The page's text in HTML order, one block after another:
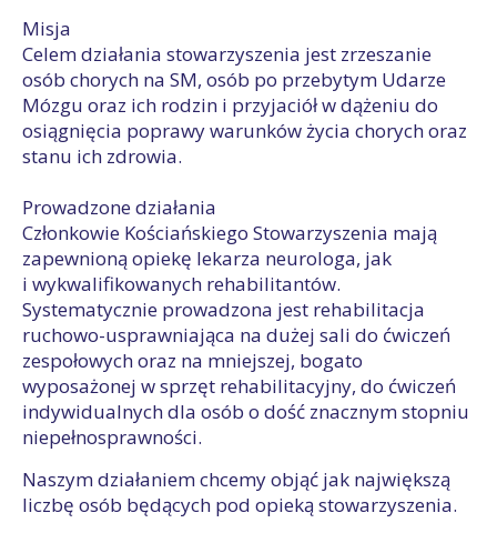
Misja
Celem działania stowarzyszenia jest zrzeszanie
osób chorych na SM, osób po przebytym Udarze
Mózgu oraz ich rodzin i przyjaciół w dążeniu do
osiągnięcia poprawy warunków życia chorych oraz
stanu ich zdrowia.
Prowadzone działania
Członkowie Kościańskiego Stowarzyszenia mają
zapewnioną opiekę lekarza neurologa, jak
i wykwalifikowanych rehabilitantów.
Systematycznie prowadzona jest rehabilitacja
ruchowo-usprawniająca na dużej sali do ćwiczeń
zespołowych oraz na mniejszej, bogato
wyposażonej w sprzęt rehabilitacyjny, do ćwiczeń
indywidualnych dla osób o dość znacznym stopniu
niepełnosprawności.
Naszym działaniem chcemy objąć jak największą
liczbę osób będących pod opieką stowarzyszenia.